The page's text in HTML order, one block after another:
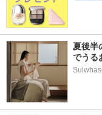
夏後半
でうる